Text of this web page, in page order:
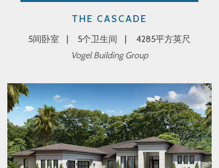
THE CASCADE
5间卧室 5个卫生间
4285平方英尺
Vogel Building Group